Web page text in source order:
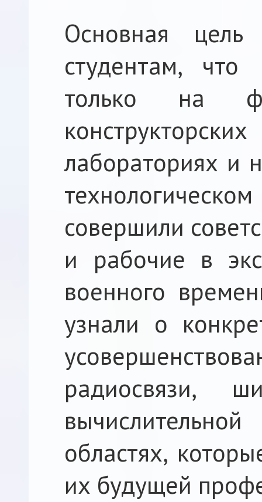
Основная
студентам,
только на
лабораториях и
совершили
и рабочие в
военного
узнали о
радиосвязи,
областях,
их будущей